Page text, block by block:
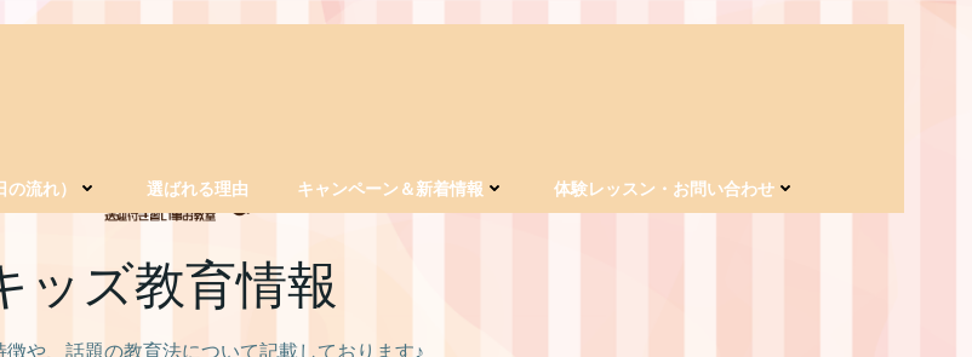
流れ） 選ばれる理由 キャンペーン＆新着情報 体験レッスン・お問い合わせ
ッズ教育情報
徴や、話題の教育法について記載しております♪